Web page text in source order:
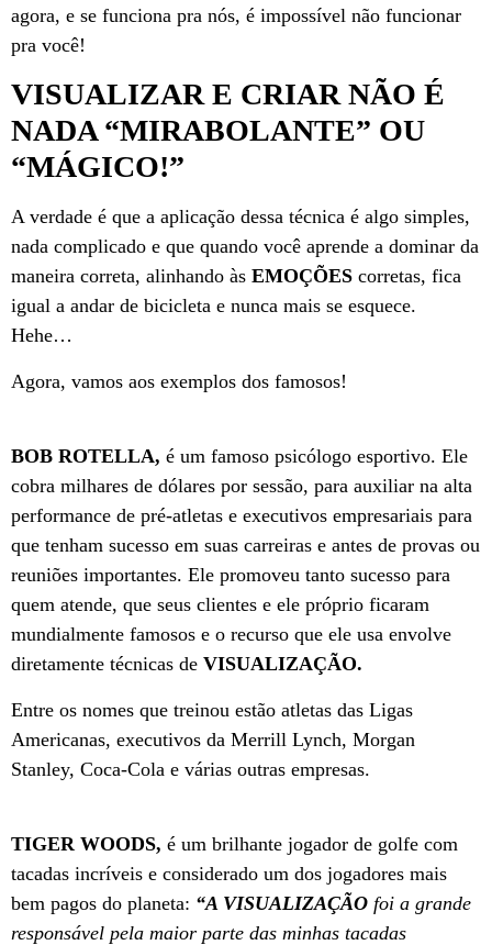
agora, e se funciona pra nós, é impossível não funcionar
pra você!
VISUALIZAR E CRIAR NÃO É
NADA “MIRABOLANTE” OU
“MÁGICO!”
A verdade é que a aplicação dessa técnica é algo simples,
nada complicado e que quando você aprende a dominar da
maneira correta, alinhando às EMOÇÕES corretas, fica
igual a andar de bicicleta e nunca mais se esquece.
Hehe…
Agora, vamos aos exemplos dos famosos!
BOB ROTELLA, é um famoso psicólogo esportivo. Ele
cobra milhares de dólares por sessão, para auxiliar na alta
performance de pré-atletas e executivos empresariais para
que tenham sucesso em suas carreiras e antes de provas ou
reuniões importantes. Ele promoveu tanto sucesso para
quem atende, que seus clientes e ele próprio ficaram
mundialmente famosos e o recurso que ele usa envolve
diretamente técnicas de VISUALIZAÇÃO.
Entre os nomes que treinou estão atletas das Ligas
Americanas, executivos da Merrill Lynch, Morgan
Stanley, Coca-Cola e várias outras empresas.
TIGER WOODS, é um brilhante jogador de golfe com
tacadas incríveis e considerado um dos jogadores mais
bem pagos do planeta: “A VISUALIZAÇÃO foi a grande
responsável pela maior parte das minhas tacadas